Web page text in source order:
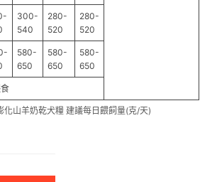
300-
540
280-
520
280-
520
580-
650
580-
650
580-
650
化山羊奶乾犬糧 建議每日餵飼量(克/天)